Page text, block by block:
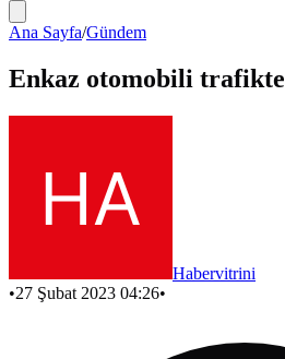
Ana Sayfa/Gündem
Enkaz otomobili trafikte
Habervitrini
•27 Şubat 2023 04:26•